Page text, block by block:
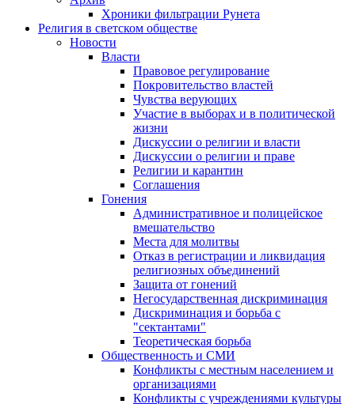
Хроники фильтрации Рунета
Религия в светском обществе
Новости
Власти
Правовое регулирование
Покровительство властей
Чувства верующих
Участие в выборах и в политической
жизни
Дискуссии о религии и власти
Дискуссии о религии и праве
Религии и карантин
Соглашения
Гонения
Административное и полицейское
вмешательство
Места для молитвы
Отказ в регистрации и ликвидация
религиозных объединений
Защита от гонений
Негосударственная дискриминация
Дискриминация и борьба с
"сектантами"
Теоретическая борьба
Общественность и СМИ
Конфликты с местным населением и
организациями
Конфликты с учреждениями культуры